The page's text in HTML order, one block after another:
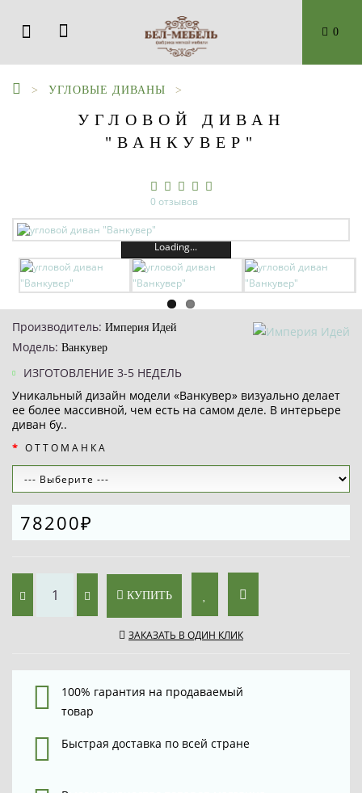
0
УГЛОВЫЕ ДИВАНЫ
УГЛОВОЙ ДИВАН
"ВАНКУВЕР"
0 отзывов
Loading...
Производитель: Империя Идей
Модель: Ванкувер
ИЗГОТОВЛЕНИЕ 3-5 НЕДЕЛЬ
Уникальный дизайн модели «Ванкувер» визуально делает
ее более массивной, чем есть на самом деле. В интерьере
диван бу..
ОТТОМАНКА
78200₽
КУПИТЬ
ЗАКАЗАТЬ В ОДИН КЛИК
100% гарантия на продаваемый
товар
Быстрая доставка по всей стране